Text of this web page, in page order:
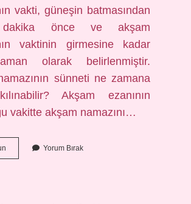
vakti, güneşin batmasından
önce ve akşam
vaktinin girmesine kadar
olarak belirlenmiştir.
sünneti ne zamana
Akşam ezanının
vakitte akşam namazını…
Namaza
Kaç
Yorum Bırak